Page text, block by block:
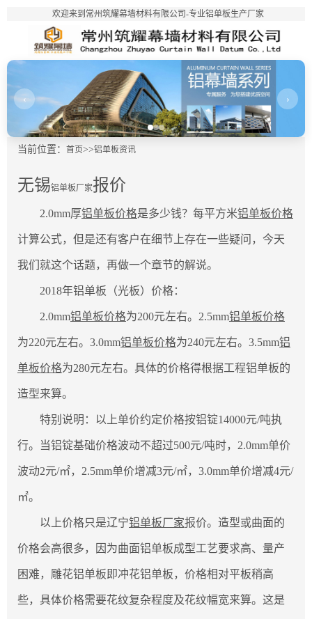
欢迎来到常州筑耀幕墙材料有限公司-专业铝单板生产厂家
‹ ›
当前位置： 首页>>铝单板资讯
无锡铝单板厂家报价
2.0mm厚铝单板价格是多少钱？每平方米铝单板价格
计算公式，但是还有客户在细节上存在一些疑问，今天
我们就这个话题，再做一个章节的解说。
2018年铝单板（光板）价格：
2.0mm铝单板价格为200元左右。2.5mm铝单板价格
为220元左右。3.0mm铝单板价格为240元左右。3.5mm铝
单板价格为280元左右。具体的价格得根据工程铝单板的
造型来算。
特别说明：以上单价约定价格按铝锭14000元/吨执
行。当铝锭基础价格波动不超过500元/吨时，2.0mm单价
波动2元/㎡，2.5mm单价增减3元/㎡，3.0mm单价增减4元/
㎡。
以上价格只是辽宁铝单板厂家报价。造型或曲面的
价格会高很多，因为曲面铝单板成型工艺要求高、量产
困难，雕花铝单板即冲花铝单板，价格相对平板稍高
些，具体价格需要花纹复杂程度及花纹幅宽来算。这是